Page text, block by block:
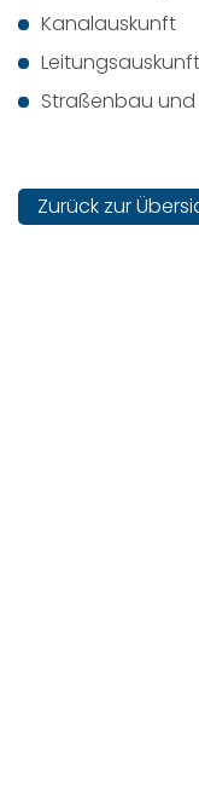
Kanalauskunft
Straßenbau
Zurück zur